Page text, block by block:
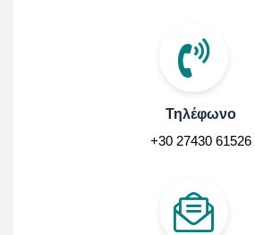
Τηλέφωνο
+30 27430 61526